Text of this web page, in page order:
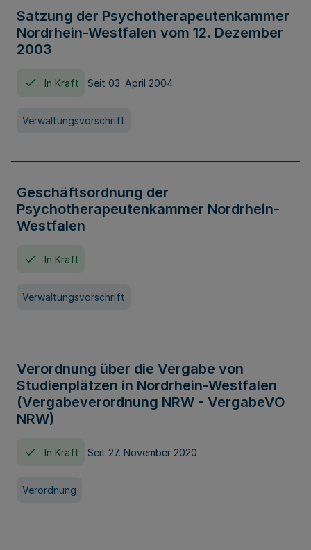
Satzung der Psychotherapeutenkammer
Nordrhein-Westfalen vom 12. Dezember
2003
In Kraft Seit 03. April 2004
Verwaltungsvorschrift
Geschäftsordnung der
Psychotherapeutenkammer Nordrhein-
Westfalen
In Kraft
Verwaltungsvorschrift
Verordnung über die Vergabe von
Studienplätzen in Nordrhein-Westfalen
(Vergabeverordnung NRW - VergabeVO
NRW)
In Kraft Seit 27. November 2020
Verordnung